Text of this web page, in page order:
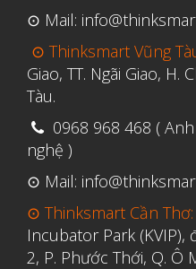
⊙ Mail:
⊙ Thinksmart Vũng
Giao, TT. Ngãi Giao, H.
Tàu.
0968 968 468 (
nghệ )
⊙ Mail:
⊙ Thinksmart Cần Thơ:
Incubator Park (KVIP),
2, P. Phước Thới, Q. Ô